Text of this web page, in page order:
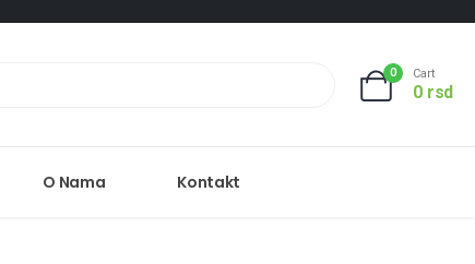
0 Cart
0 rsd
O Nama Kontakt